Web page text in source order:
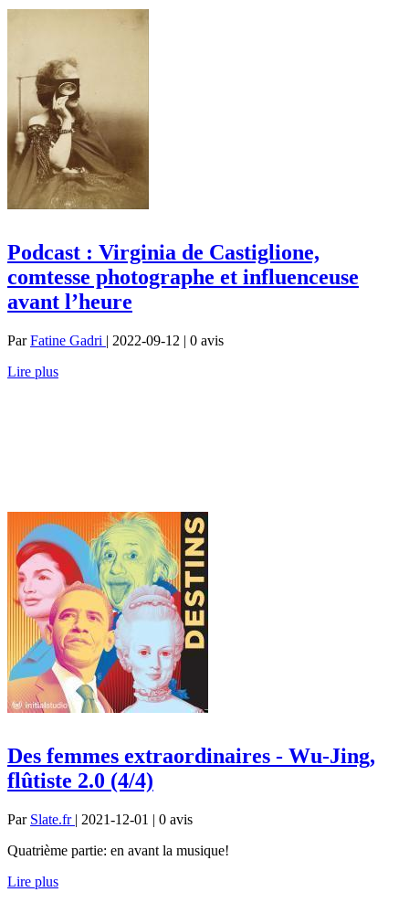
Podcast : Virginia de Castiglione,
comtesse photographe et influenceuse
avant l’heure
ParFatine Gadri | 2022-09-12 | 0 avis
Lire plus
Des femmes extraordinaires - Wu-Jing,
flûtiste 2.0 (4/4)
Par Slate.fr | 2021-12-01 | 0 avis
Quatrième partie: en avant la musique!
Lire plus